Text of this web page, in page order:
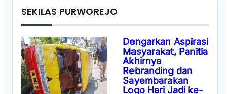
SEKILAS PURWOREJO
Dengarkan Aspirasi
Masyarakat, Panitia
Akhirnya
Rebranding dan
Sayembarakan
Logo Hari Jadi ke-